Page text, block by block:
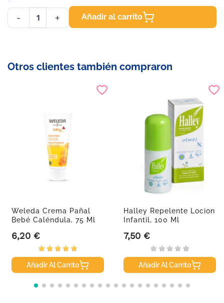
- + Añadir al carrito
Otros clientes también compraron
Weleda Crema Pañal
Bebé Caléndula, 75 Ml
Precio
6,20 €
Añadir Al Carrito
Halley Repelente Locion
Infantil, 100 Ml
Precio
7,50 €
Añadir Al Carrito